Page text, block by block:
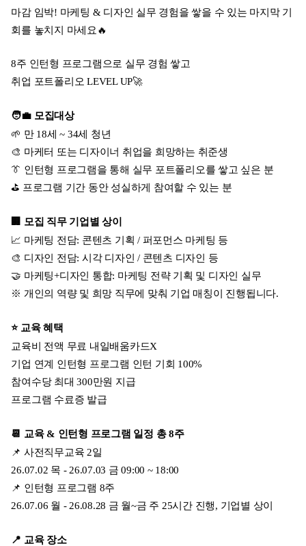
마감 임박! 마케팅 & 디자인 실무 경험을 쌓을 수 있는 마지막 기
회를 놓치지 마세요🔥
8주 인턴형 프로그램으로 실무 경험 쌓고
취업 포트폴리오 LEVEL UP🚀
🧑‍💼 모집대상
🌱 만 18세 ~ 34세 청년
🎨 마케터 또는 디자이너 취업을 희망하는 취준생
👔 인턴형 프로그램을 통해 실무 포트폴리오를 쌓고 싶은 분
⛳️ 프로그램 기간 동안 성실하게 참여할 수 있는 분
🏢 모집 직무 기업별 상이
📈 마케팅 전담: 콘텐츠 기획 / 퍼포먼스 마케팅 등
🎨 디자인 전담: 시각 디자인 / 콘텐츠 디자인 등
🤝 마케팅+디자인 통합: 마케팅 전략 기획 및 디자인 실무
※ 개인의 역량 및 희망 직무에 맞춰 기업 매칭이 진행됩니다.
⭐️ 교육 혜택
교육비 전액 무료 내일배움카드X
기업 연계 인턴형 프로그램 인턴 기회 100%
참여수당 최대 300만원 지급
프로그램 수료증 발급
📆 교육 & 인턴형 프로그램 일정 총 8주
📌 사전직무교육 2일
26.07.02 목 - 26.07.03 금 09:00 ~ 18:00
📌 인턴형 프로그램 8주
26.07.06 월 - 26.08.28 금 월~금 주 25시간 진행, 기업별 상이
📍 교육 장소